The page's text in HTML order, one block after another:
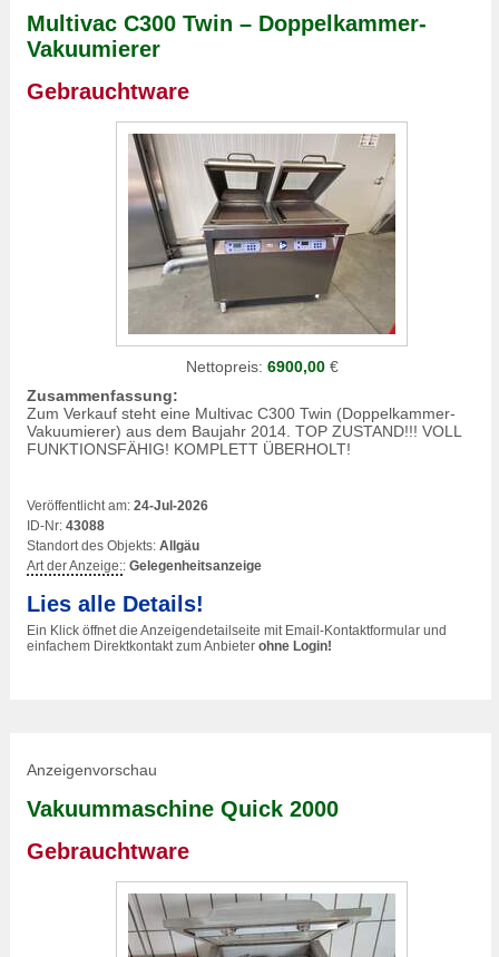
Multivac C300 Twin – Doppelkammer-
Vakuumierer
Gebrauchtware
Nettopreis: 6900,00€
Zusammenfassung:
Zum Verkauf steht eine Multivac C300 Twin (Doppelkammer-
Vakuumierer) aus dem Baujahr 2014. TOP ZUSTAND!!! VOLL
FUNKTIONSFÄHIG! KOMPLETT ÜBERHOLT!
Veröffentlicht am: 24-Jul-2026
ID-Nr: 43088
Standort des Objekts: Allgäu
Art der Anzeige:: Gelegenheitsanzeige
Lies alle Details!
Ein Klick öffnet die Anzeigendetailseite mit Email-Kontaktformular und
einfachem Direktkontakt zum Anbieter ohne Login!
Anzeigenvorschau
Vakuummaschine Quick 2000
Gebrauchtware